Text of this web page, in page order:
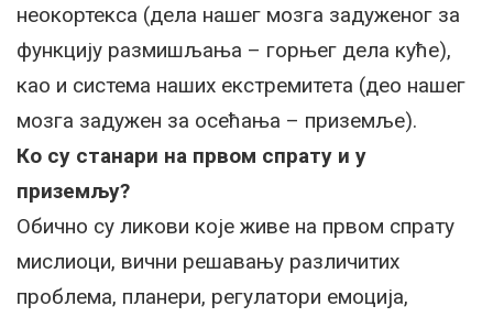
неокортекса (дела нашег мозга задуженог за
функцију размишљања – горњег дела куће),
као и система наших екстремитета (део нашег
мозга задужен за осећања – приземље).
Ко су станари на првом спрату и у
приземљу?
Обично су ликови које живе на првом спрату
мислиоци, вични решавању различитих
проблема, планери, регулатори емоција,